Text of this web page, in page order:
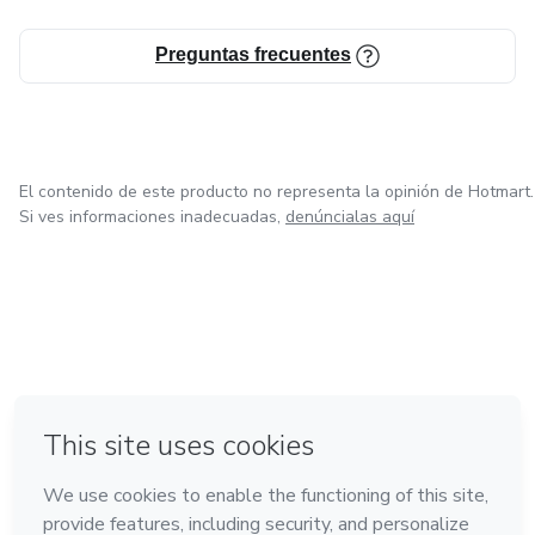
Preguntas frecuentes
El contenido de este producto no representa la opinión de Hotmart.
Si ves informaciones inadecuadas, denúncialas aquí
Hecho con❤ en Ciudad de México